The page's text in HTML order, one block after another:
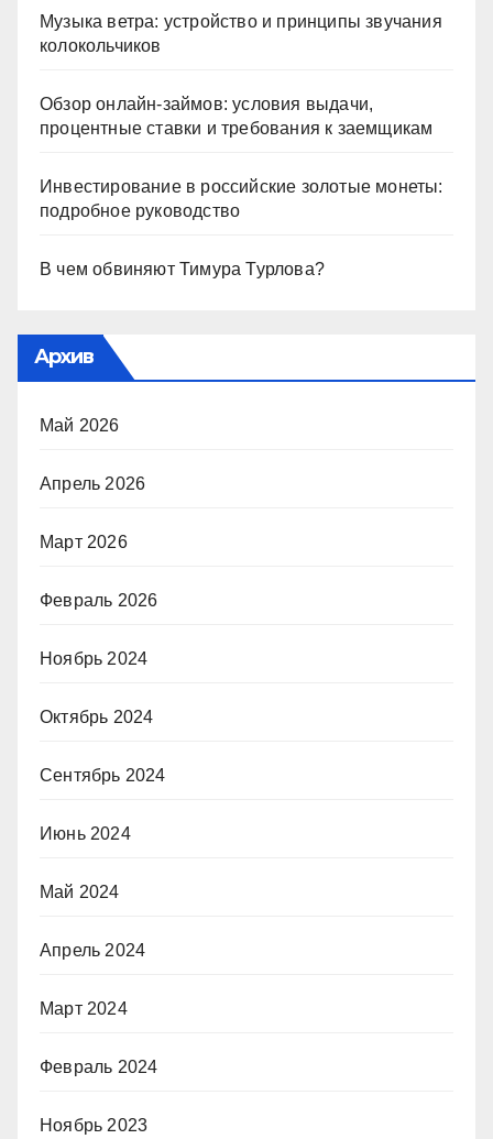
Музыка ветра: устройство и принципы звучания
колокольчиков
Обзор онлайн-займов: условия выдачи,
процентные ставки и требования к заемщикам
Инвестирование в российские золотые монеты:
подробное руководство
В чем обвиняют Тимура Турлова?
Архив
Май 2026
Апрель 2026
Март 2026
Февраль 2026
Ноябрь 2024
Октябрь 2024
Сентябрь 2024
Июнь 2024
Май 2024
Апрель 2024
Март 2024
Февраль 2024
Ноябрь 2023